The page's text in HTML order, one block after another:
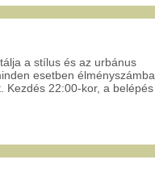
a stílus és az urbánus
esetben élményszámba
Kezdés 22:00-kor, a belépés